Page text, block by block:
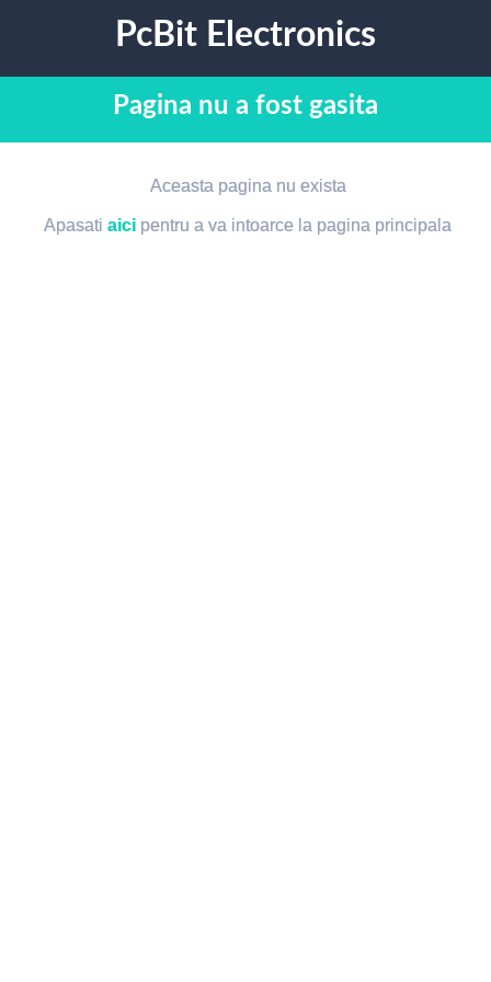
PcBit Electronics
Pagina nu a fost gasita
Aceasta pagina nu exista
Apasatiaici pentru a va intoarce la pagina principala